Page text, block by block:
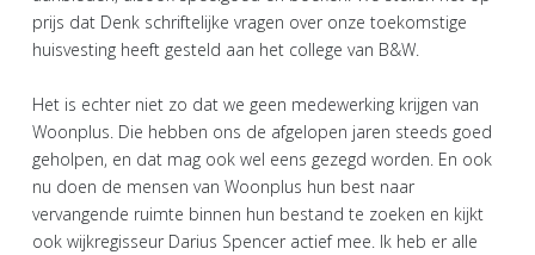
prijs dat Denk schriftelijke vragen over onze toekomstige
huisvesting heeft gesteld aan het college van B&W.
Het is echter niet zo dat we geen medewerking krijgen van
Woonplus. Die hebben ons de afgelopen jaren steeds goed
geholpen, en dat mag ook wel eens gezegd worden. En ook
nu doen de mensen van Woonplus hun best naar
vervangende ruimte binnen hun bestand te zoeken en kijkt
ook wijkregisseur Darius Spencer actief mee. Ik heb er alle